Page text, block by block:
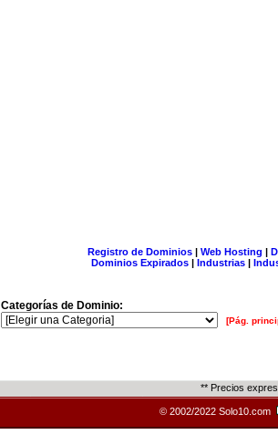
Registro de Dominios| Web Hosting |
Dominios Expirados | Industrias |
Categorías de Dominio:
[Pág.
** Precios
© 2002/2022 Solo10.com